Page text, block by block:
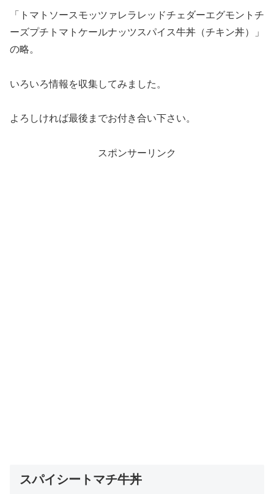
「トマトソースモッツァレラレッドチェダーエグモントチ
ーズプチトマトケールナッツスパイス牛丼（チキン丼）」
の略。
いろいろ情報を収集してみました。
よろしければ最後までお付き合い下さい。
スポンサーリンク
スパイシートマチ牛丼